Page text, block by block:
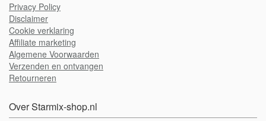
Privacy Policy
Disclaimer
Cookie verklaring
Affiliate marketing
Algemene Voorwaarden
Verzenden en ontvangen
Retourneren
Over Starmix-shop.nl